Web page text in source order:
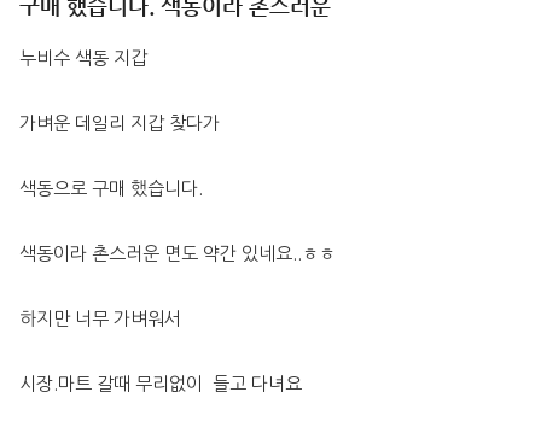
구매 했습니다. 색동이라 촌스러운
누비수 색동 지갑
가벼운 데일리 지갑 찾다가
색동으로 구매 했습니다.
색동이라 촌스러운 면도 약간 있네요..ㅎㅎ
하지만 너무 가벼워서
시장.마트 갈때 무리없이  들고 다녀요